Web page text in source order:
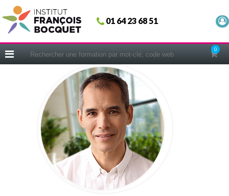
01 64 23 68 51
0
Fermer
ACCUEIL
CERIFICATIONS
INTRAS | SUR-MESURE
COACHING
EN PRATIQUE
NOUS CONNAÎTRE
CONSEILS MICRO-COACHING